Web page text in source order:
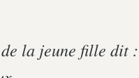
la jeune fille dit